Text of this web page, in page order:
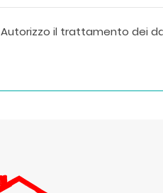
Autorizzo il trattamento dei